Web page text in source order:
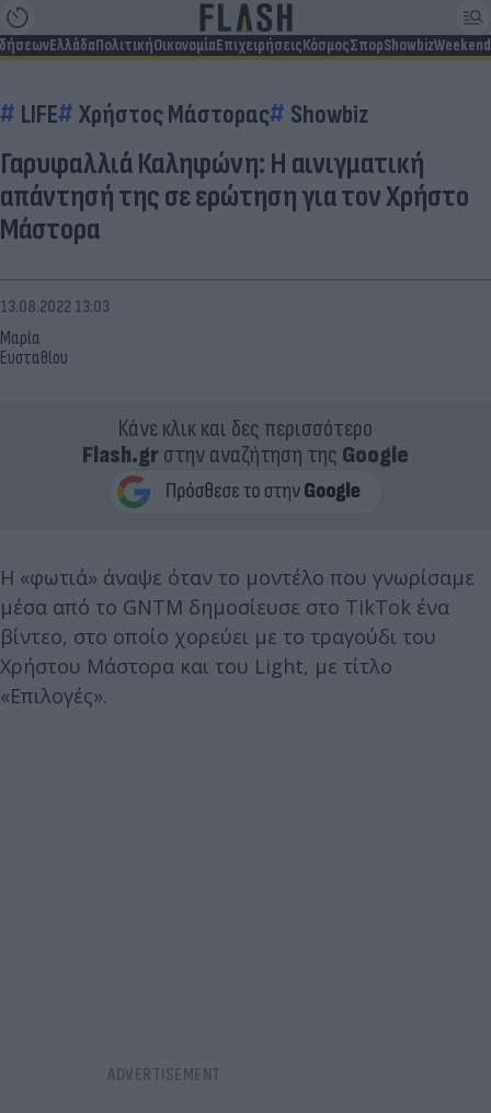
ΕλλάδαΠολιτικήΟικονομίαΕπιχειρήσειςΚόσμοςΣπορShowbizWeekend
LIFE Χρήστος Μάστορας Showbiz
Γαρυφαλλιά Καληφώνη: Η αινιγματική
απάντησή της σε ερώτηση για τον Χρήστο
Μάστορα
Μαρία
Ευσταθίου
13.08.2022 13:03
Κάνε κλικ και δες περισσότερο
Flash.grστην αναζήτηση της Google
Η «φωτιά» άναψε όταν το μοντέλο που γνωρίσαμε
μέσα από το GNTM δημοσίευσε στο TikTok ένα
βίντεο, στο οποίο χορεύει με το τραγούδι του
Χρήστου Μάστορα και του Light, με τίτλο
«Επιλογές».